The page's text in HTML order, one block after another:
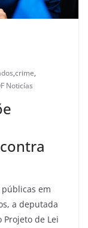
,crime,
Noticías
em
a deputada
de Lei